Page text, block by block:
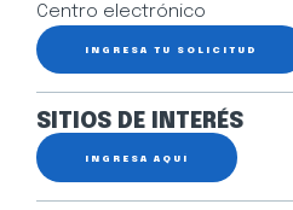
Centro electrónico
INGRESA TU SOLICITUD
SITIOS DE INTERÉS
INGRESA AQUÍ